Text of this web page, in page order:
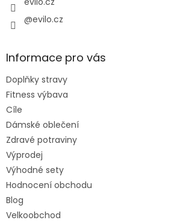
@evilo.cz
Informace pro vás
Doplňky stravy
Fitness výbava
Cíle
Dámské oblečení
Zdravé potraviny
Výprodej
Výhodné sety
Hodnocení obchodu
Blog
Velkoobchod